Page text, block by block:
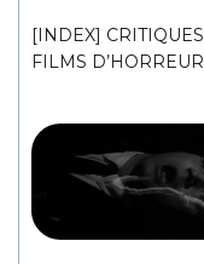
[INDEX]
FILMS D’HORREUR